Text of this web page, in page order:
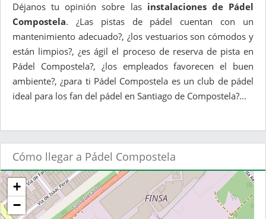
Déjanos tu opinión sobre las instalaciones de Pádel
Compostela. ¿Las pistas de pádel cuentan con un
mantenimiento adecuado?, ¿los vestuarios son cómodos y
están limpios?, ¿es ágil el proceso de reserva de pista en
Pádel Compostela?, ¿los empleados favorecen el buen
ambiente?, ¿para ti Pádel Compostela es un club de pádel
ideal para los fan del pádel en Santiago de Compostela?...
Cómo llegar a Pádel Compostela
+
−